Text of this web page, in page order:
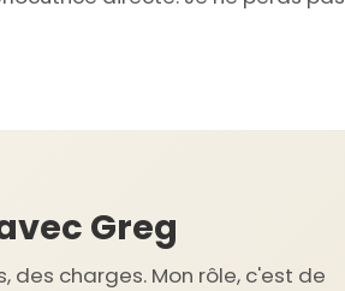
Greg
charges. Mon rôle, c'est de